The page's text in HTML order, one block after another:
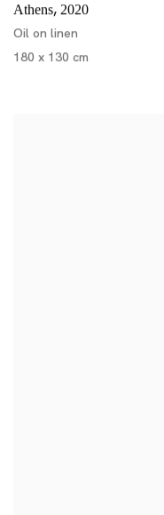
Athens, 2020
Oil on linen
180 x 130 cm